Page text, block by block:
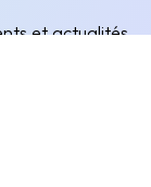
et actualités